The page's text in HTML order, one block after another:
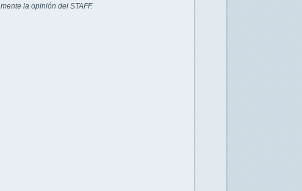
la opinión del STAFF.